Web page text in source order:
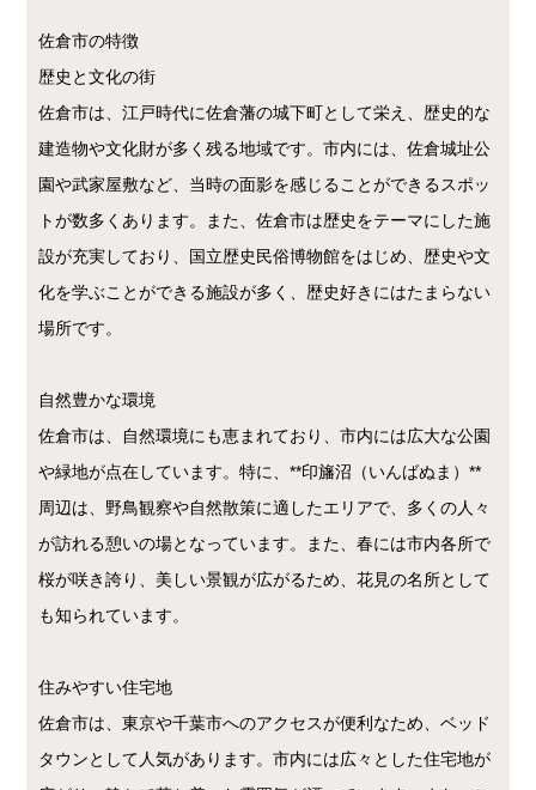
佐倉市の特徴
歴史と文化の街
佐倉市は、江戸時代に佐倉藩の城下町として栄え、歴史的な
建造物や文化財が多く残る地域です。市内には、佐倉城址公
園や武家屋敷など、当時の面影を感じることができるスポッ
トが数多くあります。また、佐倉市は歴史をテーマにした施
設が充実しており、国立歴史民俗博物館をはじめ、歴史や文
化を学ぶことができる施設が多く、歴史好きにはたまらない
場所です。
自然豊かな環境
佐倉市は、自然環境にも恵まれており、市内には広大な公園
や緑地が点在しています。特に、**印旛沼（いんばぬま）**
周辺は、野鳥観察や自然散策に適したエリアで、多くの人々
が訪れる憩いの場となっています。また、春には市内各所で
桜が咲き誇り、美しい景観が広がるため、花見の名所として
も知られています。
住みやすい住宅地
佐倉市は、東京や千葉市へのアクセスが便利なため、ベッド
タウンとして人気があります。市内には広々とした住宅地が